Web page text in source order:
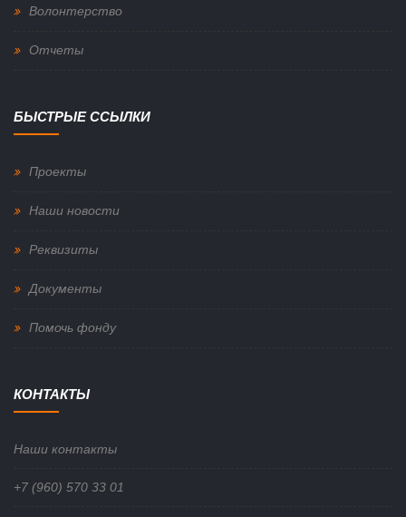
Волонтерство
Отчеты
БЫСТРЫЕ ССЫЛКИ
Проекты
Наши новости
Реквизиты
Документы
Помочь фонду
КОНТАКТЫ
Наши контакты
+7 (960) 570 33 01